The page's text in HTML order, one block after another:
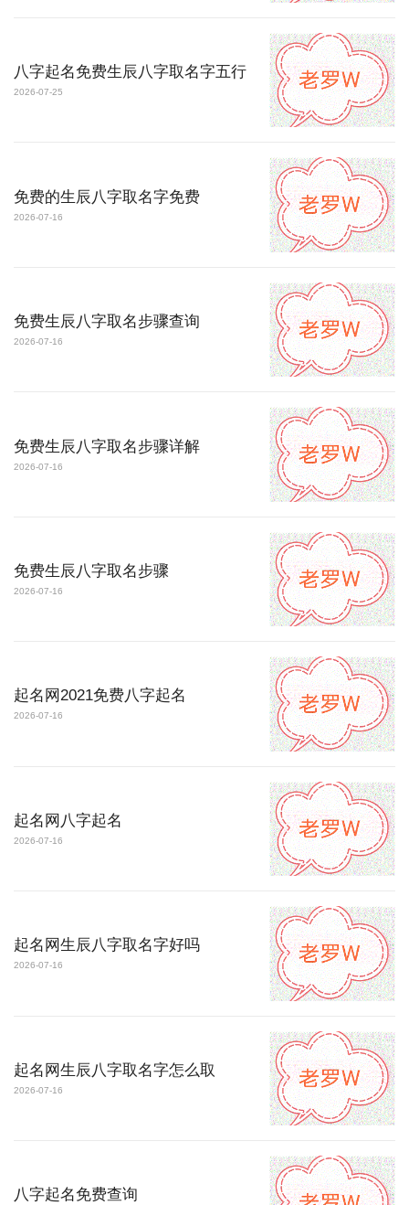
八字起名免费生辰八字取名字五行
2026-07-25
免费的生辰八字取名字免费
2026-07-16
免费生辰八字取名步骤查询
2026-07-16
免费生辰八字取名步骤详解
2026-07-16
免费生辰八字取名步骤
2026-07-16
起名网2021免费八字起名
2026-07-16
起名网八字起名
2026-07-16
起名网生辰八字取名字好吗
2026-07-16
起名网生辰八字取名字怎么取
2026-07-16
八字起名免费查询